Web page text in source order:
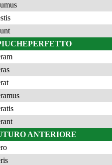
ANTERIORE